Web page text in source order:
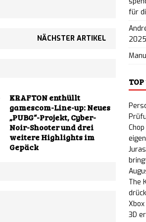
NÄCHSTER ARTIKEL
KRAFTON enthüllt
gamescom-Line-up: Neues
„PUBG“-Projekt, Cyber-
Noir-Shooter und drei
weitere Highlights im
Gepäck
für
2025
Manu
The
3D